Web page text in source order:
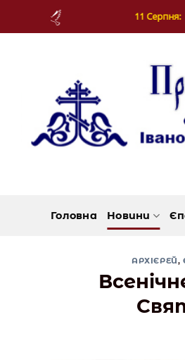
СВЯЩЕННОМУЧЕНИКА ЄВПЛА,
Головна Новини
АРХІЄРЕЙ,